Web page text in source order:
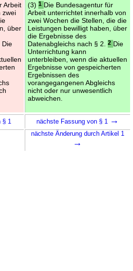
Arbeit
zwei
über
Die
(3) 1 Die Bundesagentur für
Arbeit unterrichtet innerhalb von
zwei Wochen die Stellen, die die
Leistungen bewilligt haben, über
die Ergebnisse des
Datenabgleichs nach § 2.
2 Die
Unterrichtung kann
unterbleiben, wenn die aktuellen
Ergebnisse von gespeicherten
Ergebnissen des
vorangegangenen Abgleichs
nicht oder nur unwesentlich
abweichen.
§ 1 nächste Fassung von § 1 →
nächste Änderung durch Artikel 1
→